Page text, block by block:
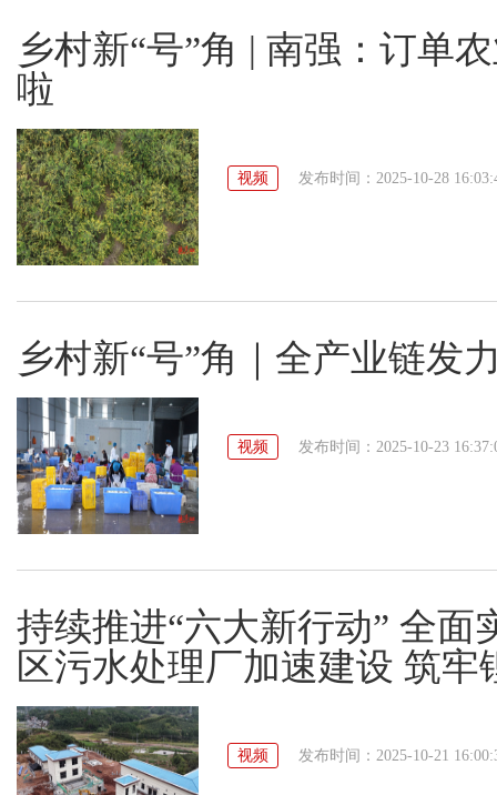
乡村新“号”角 | 南强：订单
啦
视频 发布时间：2025-10-28
乡村新“号”角｜全产业链发
视频 发布时间：2025-10-23
持续推进“六大新行动” 全面
区污水处理厂加速建设 筑牢
视频 发布时间：2025-10-21